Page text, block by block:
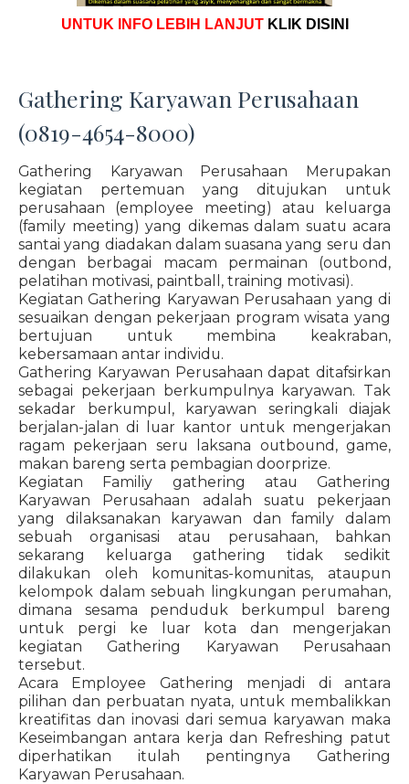
UNTUK INFO LEBIH LANJUT KLIK DISINI
Gathering Karyawan Perusahaan
(0819-4654-8000)
Gathering Karyawan Perusahaan Merupakan
kegiatan pertemuan yang ditujukan untuk
perusahaan (employee meeting) atau keluarga
(family meeting) yang dikemas dalam suatu acara
santai yang diadakan dalam suasana yang seru dan
dengan berbagai macam permainan (outbond,
pelatihan motivasi, paintball, training motivasi).
Kegiatan Gathering Karyawan Perusahaan yang di
sesuaikan dengan pekerjaan program wisata yang
bertujuan untuk membina keakraban,
kebersamaan antar individu.
Gathering Karyawan Perusahaan dapat ditafsirkan
sebagai pekerjaan berkumpulnya karyawan. Tak
sekadar berkumpul, karyawan seringkali diajak
berjalan-jalan di luar kantor untuk mengerjakan
ragam pekerjaan seru laksana outbound, game,
makan bareng serta pembagian doorprize.
Kegiatan Familiy gathering atau Gathering
Karyawan Perusahaan adalah suatu pekerjaan
yang dilaksanakan karyawan dan family dalam
sebuah organisasi atau perusahaan, bahkan
sekarang keluarga gathering tidak sedikit
dilakukan oleh komunitas-komunitas, ataupun
kelompok dalam sebuah lingkungan perumahan,
dimana sesama penduduk berkumpul bareng
untuk pergi ke luar kota dan mengerjakan
kegiatan Gathering Karyawan Perusahaan
tersebut.
Acara Employee Gathering menjadi di antara
pilihan dan perbuatan nyata, untuk membalikkan
kreatifitas dan inovasi dari semua karyawan maka
Keseimbangan antara kerja dan Refreshing patut
diperhatikan itulah pentingnya Gathering
Karyawan Perusahaan.